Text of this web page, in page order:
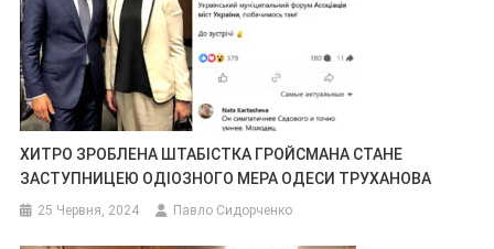
ХИТРО ЗРОБЛЕНА ШТАБІСТКА ГРОЙСМАНА СТАНЕ
ЗАСТУПНИЦЕЮ ОДІОЗНОГО МЕРА ОДЕСИ ТРУХАНОВА
25 Червня, 2024 Павло Сидорченко